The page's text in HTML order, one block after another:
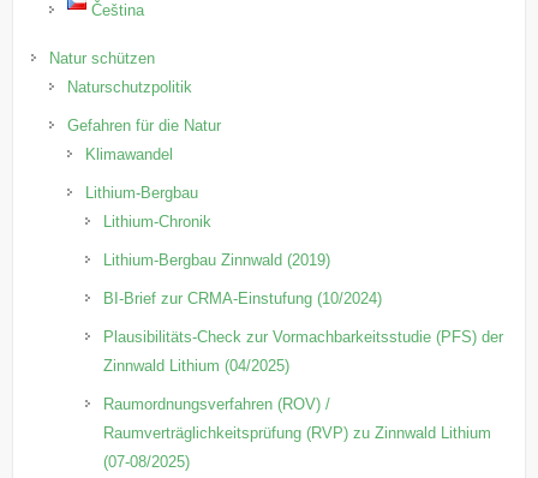
Čeština
Natur schützen
Naturschutzpolitik
Gefahren für die Natur
Klimawandel
Lithium-Bergbau
Lithium-Chronik
Lithium-Bergbau Zinnwald (2019)
BI-Brief zur CRMA-Einstufung (10/2024)
Plausibilitäts-Check zur Vormachbarkeitsstudie (PFS) der
Zinnwald Lithium (04/2025)
Raumordnungsverfahren (ROV) /
Raumverträglichkeitsprüfung (RVP) zu Zinnwald Lithium
(07-08/2025)